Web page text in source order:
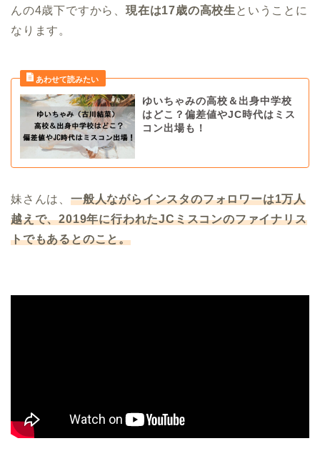
んの4歳下ですから、 現在は17歳の高校生 ということに
なります。
ゆいちゃみの高校＆出身中学校
はどこ？偏差値やJC時代はミス
コン出場も！
妹さんは、 一般人ながらインスタのフォロワーは1万人
越えで、2019年に行われたJCミスコンのファイナリス
トでもあるとのこと。